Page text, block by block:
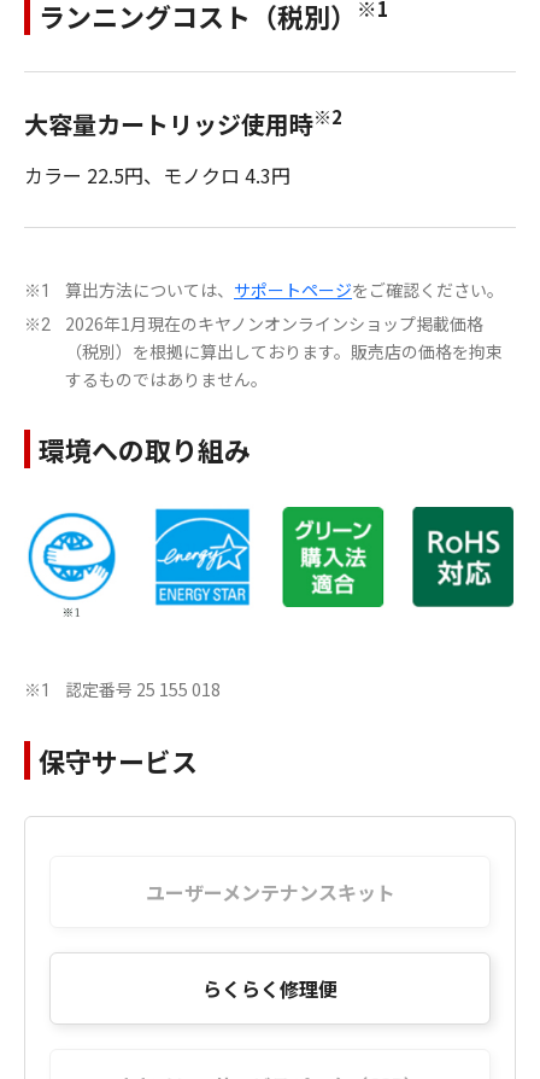
ランニングコスト（税別） ※1
大容量カートリッジ使用時※2
カラー 22.5円、モノクロ 4.3円
※1 算出方法については、 サポートページをご確認ください。
※2
2026年1月現在のキヤノンオンラインショップ掲載価格
（税別）を根拠に算出しております。販売店の価格を拘束
するものではありません。
環境への取り組み
※1 認定番号 25 155 018
保守サービス
ユーザーメンテナンスキット
らくらく修理便